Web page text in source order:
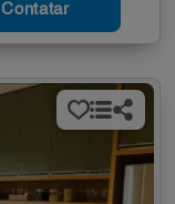
Contatar